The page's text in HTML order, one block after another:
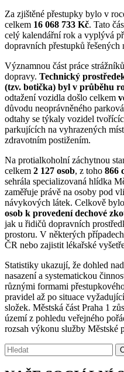
Za zjištěné přestupky bylo v
celkem 16 068 733 Kč. Tato
celý kalendářní rok a vyplývá
dopravních přestupků řešených
Významnou část práce
dopravy. Technický
(tzv. botička) byl v průběhu
odtažení vozidla došlo celkem
důvodu neoprávněného
odtahy se týkaly vozidel
parkujících na vyhrazených
zdravotním postižením.
Na protialkoholní záchytnou
celkem 2 127 osob, z toho 866
sehrála specializovaná hlídka
zaměřuje právě na osoby pod
návykových látek. Celkově
osob k provedení dechové
jak u řidičů dopravních
prostoru. V některých
ČR nebo zajistit lékařské
Statistiky ukazují, že dohled
nasazení a systematickou
různými formami
pravidel až po situace
složek. Městská část Praha 1
území z pohledu veřejného
rozsah výkonu služby Městské
Vyhledávání: